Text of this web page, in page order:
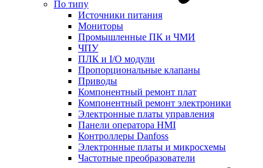
По типу
Источники питания
Мониторы
Промышленные ПК и ЧМИ
ЧПУ
ПЛК и I/O модули
Пропорциональные клапаны
Приводы
Компонентный ремонт плат
Компонентный ремонт электроники
Электронные платы управления
Панели оператора HMI
Контроллеры Danfoss
Электронные платы и микросхемы
Частотные преобразователи